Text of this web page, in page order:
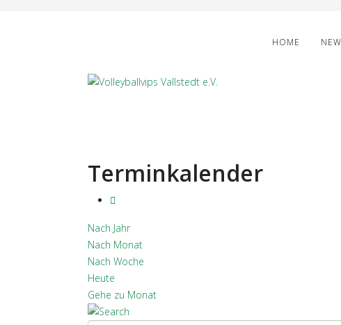
HOME
Terminkalender
Nach Jahr
Nach Monat
Nach Woche
Heute
Gehe zu Monat